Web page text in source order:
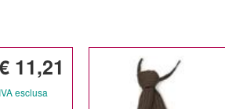
11,21
IVA esclusa